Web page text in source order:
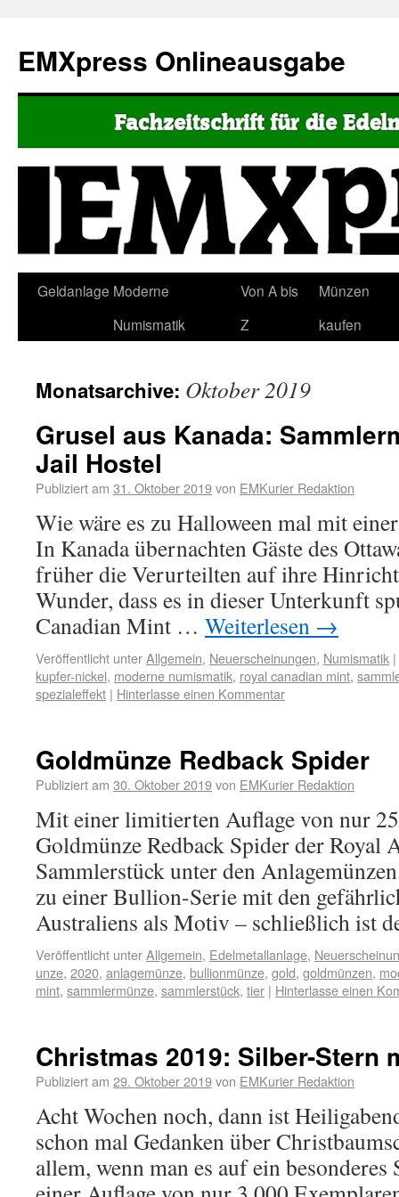
EMXpress Onlineausgabe
Geldanlage Moderne
Numismatik
Von A bis
Z
Münzen
kaufen
Monatsarchive: Oktober 2019
Grusel aus Kanada:
Jail Hostel
Publiziert am 31. Oktober 2019von EMKurier Redaktion
Wie wäre es zu Halloween mal mit
In Kanada übernachten Gäste des
früher die Verurteilten auf ihre
Wunder, dass es in dieser Unterkunft
Canadian Mint … Weiterlesen →
Veröffentlicht unterAllgemein, Neuerscheinungen, Numismatik |
kupfer-nickel, moderne numismatik, royal canadian mint,
spezialeffekt | Hinterlasse einen Kommentar
Goldmünze Redback Spider
Publiziert am 30. Oktober 2019von EMKurier Redaktion
Mit einer limitierten Auflage von nur
Goldmünze Redback Spider der Royal
Sammlerstück unter den
zu einer Bullion-Serie mit den
Australiens als Motiv – schließlich ist
Veröffentlicht unterAllgemein, Edelmetallanlage,
unze, 2020, anlagemünze, bullionmünze, gold, goldmünzen,
mint, sammlermünze, sammlerstück, tier | Hinterlasse einen
Christmas 2019: Silber-Stern
Publiziert am 29. Oktober 2019von EMKurier Redaktion
Acht Wochen noch, dann ist
schon mal Gedanken über
allem, wenn man es auf ein